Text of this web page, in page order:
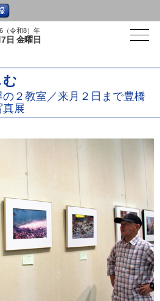
（令和8）年
日 金曜日
む
２教室／来月２日まで豊橋
真展